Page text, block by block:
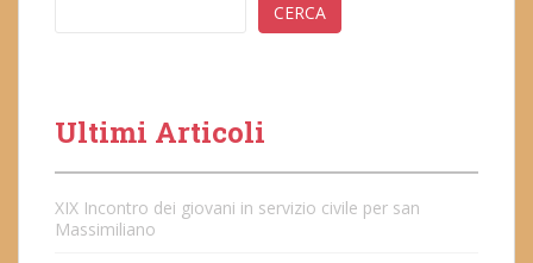
CERCA
Ultimi Articoli
XIX Incontro dei giovani in servizio civile per san
Massimiliano